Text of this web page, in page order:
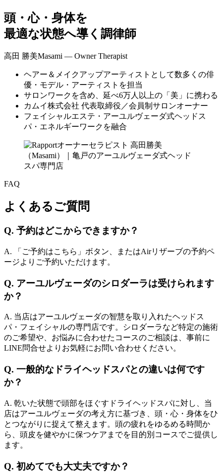
頭・心・身体を
最適な状態へ導く調律師
高田 勝美Masami — Owner Therapist
ヘアー＆メイクアップアーティストとして数多くの俳
優・モデル・アーティストを担当
サロンワークを含め、延べ6万人以上の「美」に携わる
カムイ株式会社 代表取締役／会員制サロンオーナー
フェイシャルエステ・アーユルヴェーダ式ヘッドス
パ・エネルギーワークを融合
FAQ
よくあるご質問
Q. 予約はどこからできますか？
A. 「ご予約はこちら」ボタン、またはAirリザーブの予約ペ
ージよりご予約いただけます。
Q. アーユルヴェーダのシロダーラは受けられます
か？
A. 当店はアーユルヴェーダの智慧を取り入れたヘッドス
パ・フェイシャルの専門店です。シロダーラなど特定の施術
のご希望や、お悩みに合わせたコースのご相談は、事前に
LINE問合せよりお気軽にお問い合わせください。
Q. 一般的なドライヘッドスパとの違いは何です
か？
A. 乾いた状態で頭部をほぐすドライヘッドスパに対し、当
店はアーユルヴェーダの考え方に基づき、頭・心・身体をひ
とつながりに捉えて整えます。頭の疲れをゆるめる時間か
ら、頭皮を健やかに保つケアまでを目的別コースでご提供し
ます。
Q. 初めてでも大丈夫ですか？